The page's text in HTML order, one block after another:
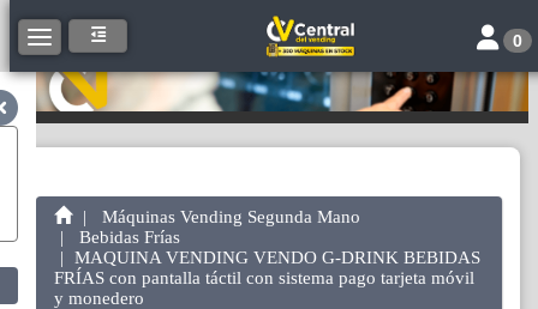
Toggle navigation Toggle
0
Máquinas Vending Segunda Mano
Bebidas Frías
MAQUINA VENDING VENDO G-DRINK BEBIDAS
FRÍAS con pantalla táctil con sistema pago tarjeta móvil
y monedero